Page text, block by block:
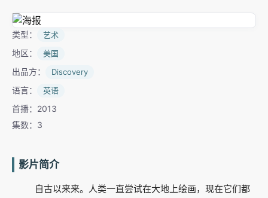
类型： 艺术
地区： 美国
出品方： Discovery
语言： 英语
首播：2013
集数：3
影片简介
自古以来来。人类一直尝试在大地上绘画，现在它们都